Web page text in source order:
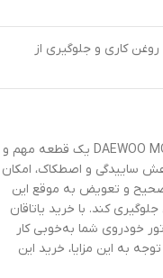
کاری و جلوگیری از
یاتاقان متحرک سایز استاندارد دوو اسپرو DAEWOO MOTOR یک قطعه مهم و
ساییدگی و اصطکاک، امکان
صحیح و تعویض به موقع این
کند. با خرید یاتاقان
خودروی شما به‌خوبی کار
به این مزایا، خرید این